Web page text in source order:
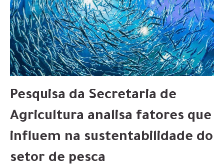
Pesquisa da Secretaria de
Agricultura analisa fatores que
influem na sustentabilidade do
setor de pesca